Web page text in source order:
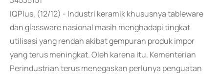
IQPlus, (12/12) - Industri keramik khususnya tableware
dan glassware nasional masih menghadapi tingkat
utilisasi yang rendah akibat gempuran produk impor
yang terus meningkat. Oleh karena itu, Kementerian
Perindustrian terus menegaskan perlunya penguatan